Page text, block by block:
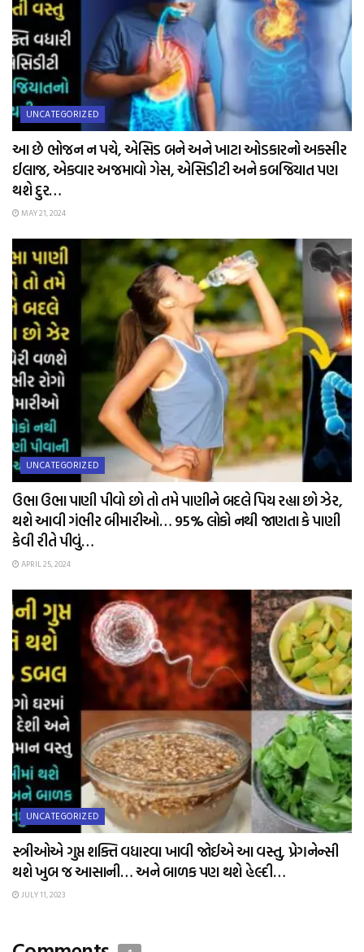
UNCATEGORIZED
આ છે ભોજન ન પચે, એસિડ બને અને ખાટા ઓડકારનો અકસીર
ઈલાજ, એકવાર અજમાવો ગેસ, એસિડીટી અને કબજિયાત પણ
થશે દુર…
MAY 21, 2024
UNCATEGORIZED
ઉભા ઉભા પાણી પીવો છો તો તમે પાણીને બદલે પિય રહ્યા છો ઝેર,
થશે આવી ગંભીર બીમારીઓ… 95% લોકો નથી જાણતા કે પાણી
કેવી રીતે પીવું…
APRIL 25, 2024
UNCATEGORIZED
સ્ત્રીઓએ ગુપ્ત શક્તિ વધારવા ખાવી જોઈએ આ વસ્તુ, પ્રેગનેન્સી
થશે ખુબ જ આસાની… અને બાળક પણ થશે હેલ્દી…
JULY 11, 2023